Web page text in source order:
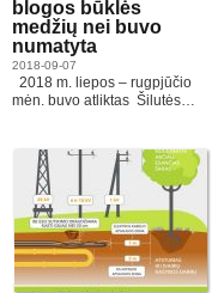
blogos būklės
medžių nei buvo
numatyta
2018-09-07
2018 m. liepos – rugpjūčio
mėn. buvo atliktas Šilutės…